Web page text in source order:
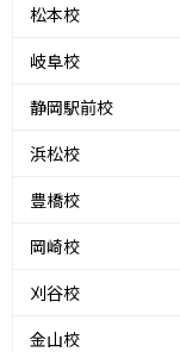
松本校
岐阜校
静岡駅前校
浜松校
豊橋校
岡崎校
刈谷校
金山校